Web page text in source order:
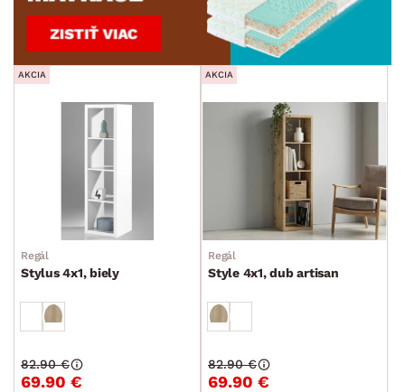
AKCIA
Regál
Stylus 4x1, biely
69.90 €
82.90 €
AKCIA
Regál
Style 4x1, dub artisan
69.90 €
82.90 €